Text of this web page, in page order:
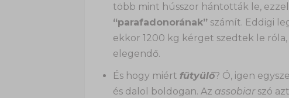
több mint hússzor hántották le, ezzel
“parafadonorának”számít. Eddigi
ekkor 1200 kg kérget szedtek le
elegendő.
És hogy miért fütyülő? Ó, igen
és dalol boldogan. Az assobiarszó